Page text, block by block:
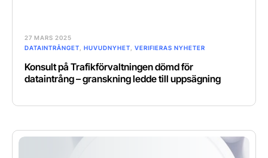
27 MARS 2025
DATAINTRÅNGET
HUVUDNYHET VERIFIERAS NYHETER
Konsult på Trafikförvaltningen dömd för
dataintrång – granskning ledde till uppsägning